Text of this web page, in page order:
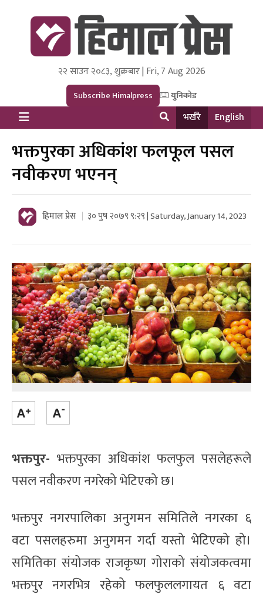
Himal Press
Dot NewsyNepal Media and Research Pvt Ltd.
२२ साउन २०८३, शुक्रबार | Fri, 7 Aug 2026
Subscribe Himalpress युनिकोड
भर्खरै English
भक्तपुरका अधिकांश फलफूल पसल
नवीकरण भएनन्
हिमाल प्रेस ३० पुष २०७९ ९:२९ | Saturday, January 14, 2023
भक्तपुर- भक्तपुरका अधिकांश फलफुल पसलेहरूले
पसल नवीकरण नगरेको भेटिएको छ।
भक्तपुर नगरपालिका अनुगमन समितिले नगरका ६
वटा पसलहरुमा अनुगमन गर्दा यस्तो भेटिएको हो।
समितिका संयोजक राजकृष्ण गोराको संयोजकत्वमा
भक्तपुर नगरभित्र रहेको फलफुललगायत ६ वटा